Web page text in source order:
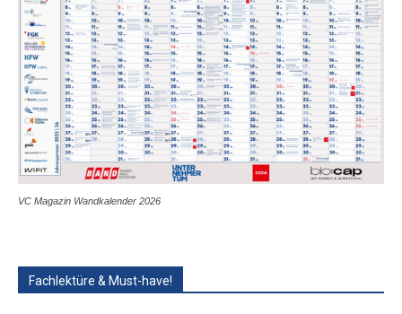
VC Magazin Wandkalender 2026
Fachlektüre & Must-have!